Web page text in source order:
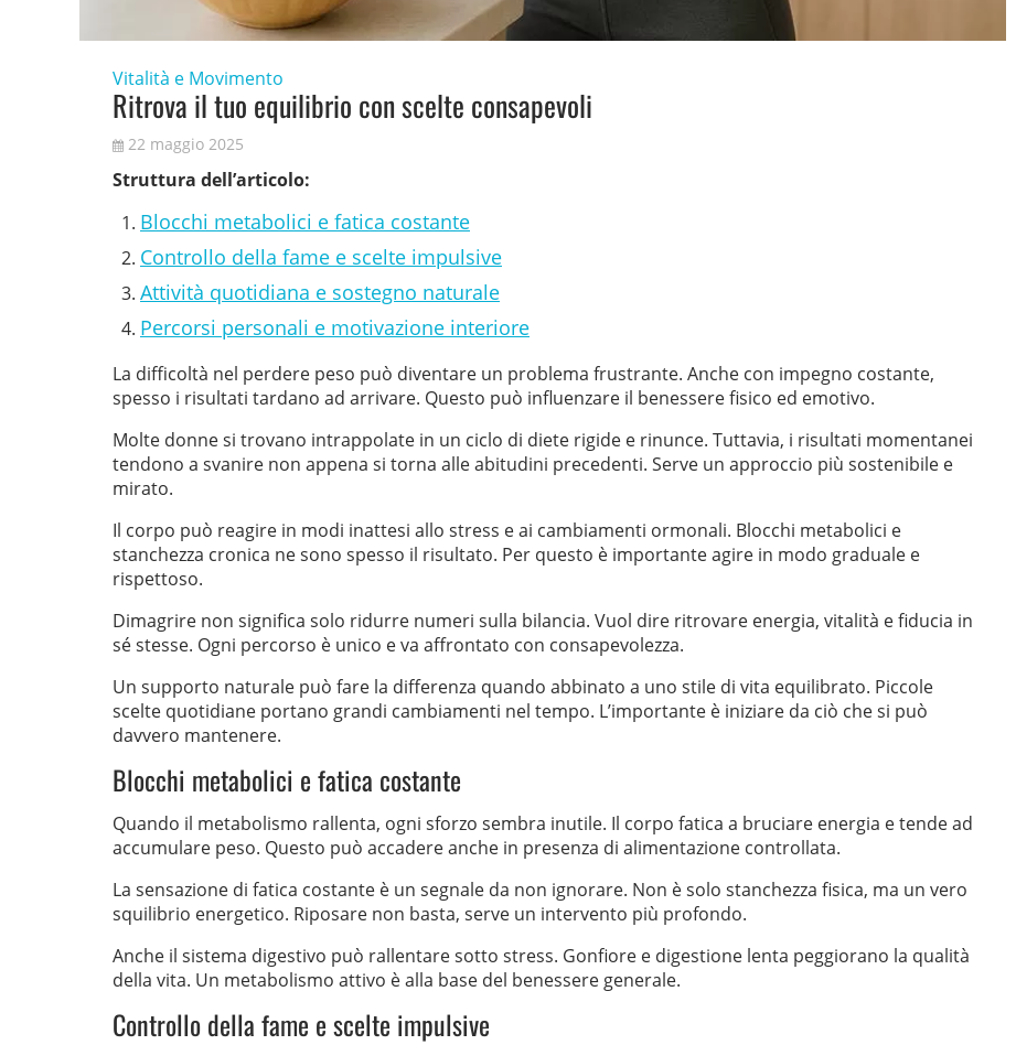
Vitalità e Movimento
Ritrova il tuo equilibrio con scelte consapevoli
22 maggio 2025
Struttura dell’articolo:
Blocchi metabolici e fatica costante
Controllo della fame e scelte impulsive
Attività quotidiana e sostegno naturale
Percorsi personali e motivazione interiore
La difficoltà nel perdere peso può diventare un problema frustrante. Anche con impegno costante,
spesso i risultati tardano ad arrivare. Questo può influenzare il benessere fisico ed emotivo.
Molte donne si trovano intrappolate in un ciclo di diete rigide e rinunce. Tuttavia, i risultati momentanei
tendono a svanire non appena si torna alle abitudini precedenti. Serve un approccio più sostenibile e
mirato.
Il corpo può reagire in modi inattesi allo stress e ai cambiamenti ormonali. Blocchi metabolici e
stanchezza cronica ne sono spesso il risultato. Per questo è importante agire in modo graduale e
rispettoso.
Dimagrire non significa solo ridurre numeri sulla bilancia. Vuol dire ritrovare energia, vitalità e fiducia in
sé stesse. Ogni percorso è unico e va affrontato con consapevolezza.
Un supporto naturale può fare la differenza quando abbinato a uno stile di vita equilibrato. Piccole
scelte quotidiane portano grandi cambiamenti nel tempo. L’importante è iniziare da ciò che si può
davvero mantenere.
Blocchi metabolici e fatica costante
Quando il metabolismo rallenta, ogni sforzo sembra inutile. Il corpo fatica a bruciare energia e tende ad
accumulare peso. Questo può accadere anche in presenza di alimentazione controllata.
La sensazione di fatica costante è un segnale da non ignorare. Non è solo stanchezza fisica, ma un vero
squilibrio energetico. Riposare non basta, serve un intervento più profondo.
Anche il sistema digestivo può rallentare sotto stress. Gonfiore e digestione lenta peggiorano la qualità
della vita. Un metabolismo attivo è alla base del benessere generale.
Controllo della fame e scelte impulsive